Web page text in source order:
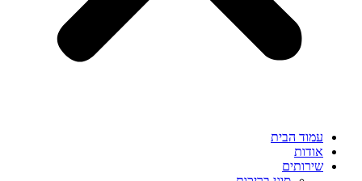
עמוד הבית
אודות
שירותים